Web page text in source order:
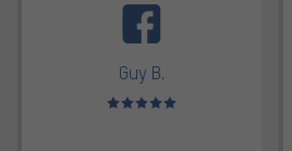
Guy B.
Note moyenne : 5 sur 5